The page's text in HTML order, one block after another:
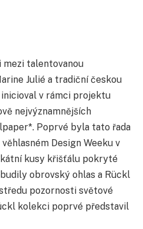
talentovanou
Julié a tradiční českou
v rámci projektu
nejvýznamnějších
Poprvé byla tato řada
Design Weeku v
kusy křišťálu pokryté
obrovský ohlas a Rückl
pozornosti světové
kolekci poprvé představil